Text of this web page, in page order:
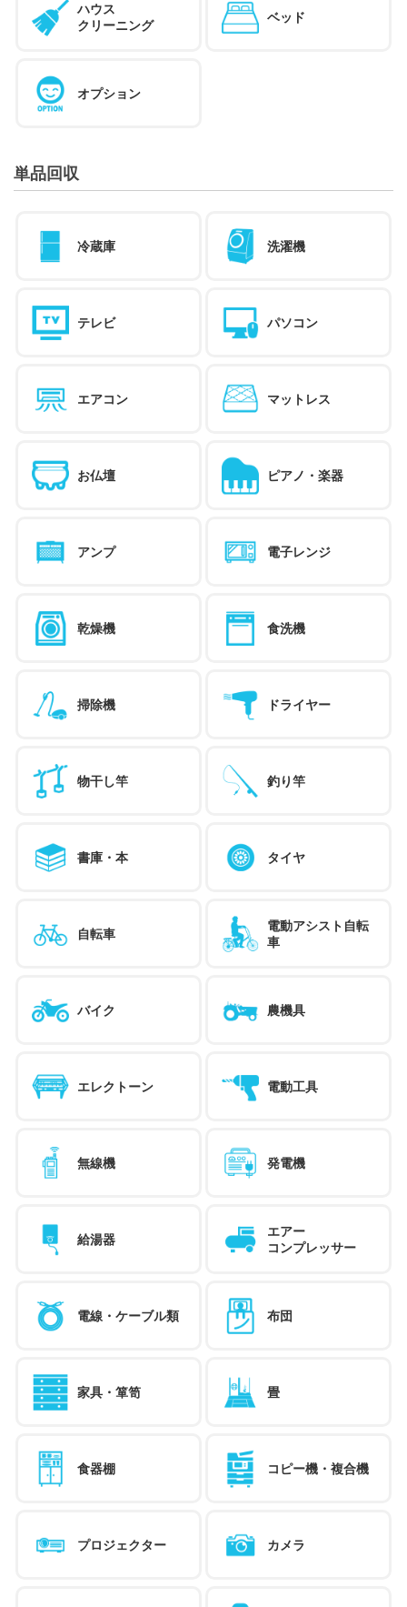
ハウス
クリーニング
ベッド
オプション
単品回収
冷蔵庫 洗濯機
テレビ パソコン
エアコン マットレス
お仏壇 ピアノ・楽器
アンプ 電子レンジ
乾燥機 食洗機
掃除機 ドライヤー
物干し竿 釣り竿
書庫・本 タイヤ
自転車
電動アシスト自転
車
バイク 農機具
エレクトーン 電動工具
無線機 発電機
給湯器
エアー
コンプレッサー
電線・ケーブル類 布団
家具・箪笥 畳
食器棚 コピー機・複合機
プロジェクター カメラ